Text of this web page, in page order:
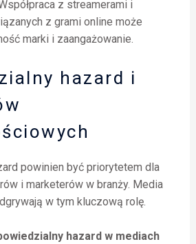
z streamerami i
z grami online może
marki i zaangażowanie.
hazard i
powinien być priorytetem dla
i marketerów w branży. Media
w tym kluczową rolę.
hazard w mediach